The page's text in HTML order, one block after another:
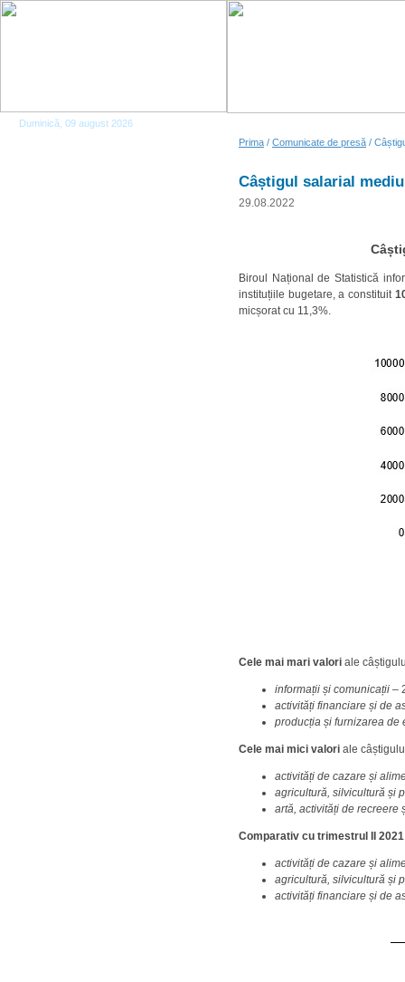
Duminică, 09 august 2026
Prima / Comunicate de presă /
Câștigul salarial
29.08.2022
Biroul Național de Statistică
instituțiile bugetare, a constituit
micșorat cu 11,3%.
Cele mai mari valori ale
informații și comunicații –
activități financiare și de
producția și furnizarea de
Cele mai mici valori ale
activități de cazare și
agricultură, silvicultură și
artă, activități de recreere
Comparativ cu trimestrul II
activități de cazare și
agricultură, silvicultură și
activități financiare și de